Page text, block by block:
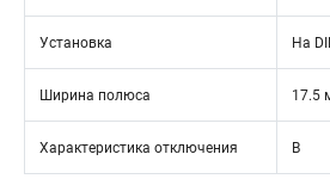
Установка На
Ширина полюса 17.5
Характеристика отключения B